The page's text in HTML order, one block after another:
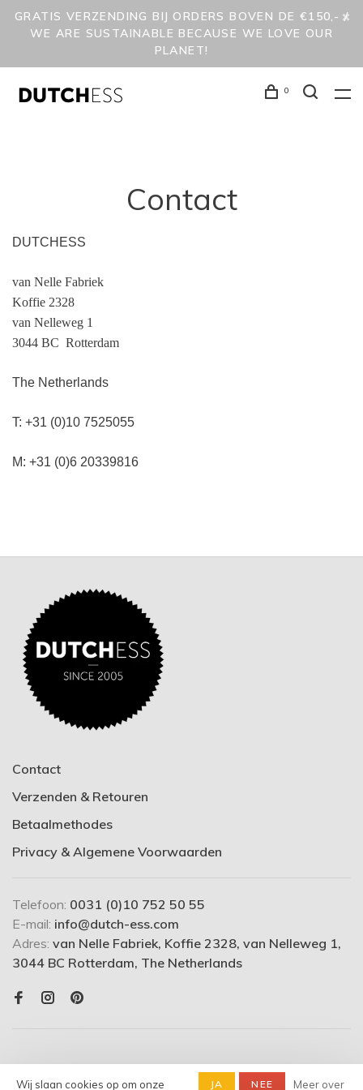
GRATIS VERZENDING BIJ ORDERS BOVEN DE €150,- /
WE ARE SUSTAINABLE BECAUSE WE LOVE OUR
PLANET!
0
Contact
DUTCHESS
van Nelle Fabriek
Koffie 2328
van Nelleweg 1
3044 BC Rotterdam
The Netherlands
T: +31 (0)10 7525055
M: +31 (0)6 20339816
Contact
Verzenden & Retouren
Betaalmethodes
Privacy & Algemene Voorwaarden
Telefoon: 0031 (0)10 752 50 55
E-mail: info@dutch-ess.com
Adres: van Nelle Fabriek, Koffie 2328, van Nelleweg 1,
3044 BC Rotterdam, The Netherlands
Wij slaan cookies op om onze JA NEE Meer over